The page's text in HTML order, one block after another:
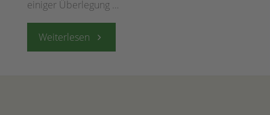
einiger Überlegung …
Weiterlesen "Mitte